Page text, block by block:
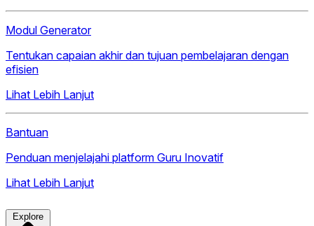
Modul Generator
Tentukan capaian akhir dan tujuan pembelajaran dengan
efisien
Lihat Lebih Lanjut
Bantuan
Penduan menjelajahi platform Guru Inovatif
Lihat Lebih Lanjut
Explore